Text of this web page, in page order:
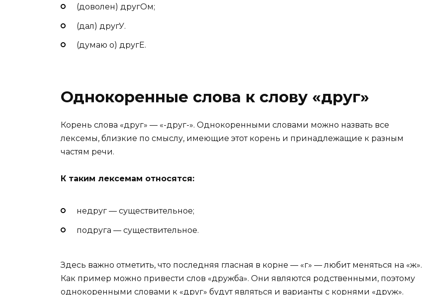
(доволен) другОм;
(дал) другУ.
(думаю о) другЕ.
Однокоренные слова к слову «друг»
Корень слова «друг» — «-друг-». Однокоренными словами можно назвать все
лексемы, близкие по смыслу, имеющие этот корень и принадлежащие к разным
частям речи.
К таким лексемам относятся:
недруг — существительное;
подруга — существительное.
Здесь важно отметить, что последняя гласная в корне — «г» — любит меняться на «ж».
Как пример можно привести слов «дружба». Они являются родственными, поэтому
однокоренными словами к «друг» будут являться и варианты с корнями «друж».